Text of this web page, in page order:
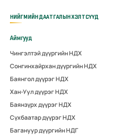
НИЙГМИЙН ДААТГАЛЫН ХЭЛТСҮҮД
Аймгууд
Чингэлтэй дүүргийн НДХ
Сонгинхайрхан дүүргийн НДХ
Баянгол дүүрэг НДХ
Хан-Уул дүүрэг НДХ
Баянзүрх дүүрэг НДХ
Сүхбаатар дүүрэг НДХ
Багануур дүүргийн НДГ